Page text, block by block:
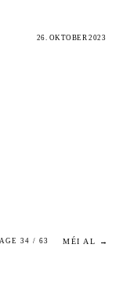
26. OKTOBER 2023
34 / 63 MÉI AL →